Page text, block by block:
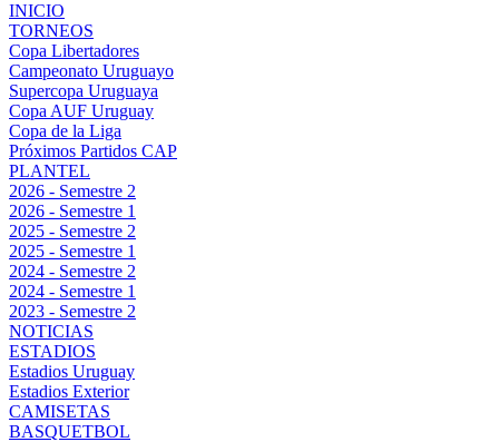
INICIO
TORNEOS
Copa Libertadores
Campeonato Uruguayo
Supercopa Uruguaya
Copa AUF Uruguay
Copa de la Liga
Próximos Partidos CAP
PLANTEL
2026 - Semestre 2
2026 - Semestre 1
2025 - Semestre 2
2025 - Semestre 1
2024 - Semestre 2
2024 - Semestre 1
2023 - Semestre 2
NOTICIAS
ESTADIOS
Estadios Uruguay
Estadios Exterior
CAMISETAS
BASQUETBOL